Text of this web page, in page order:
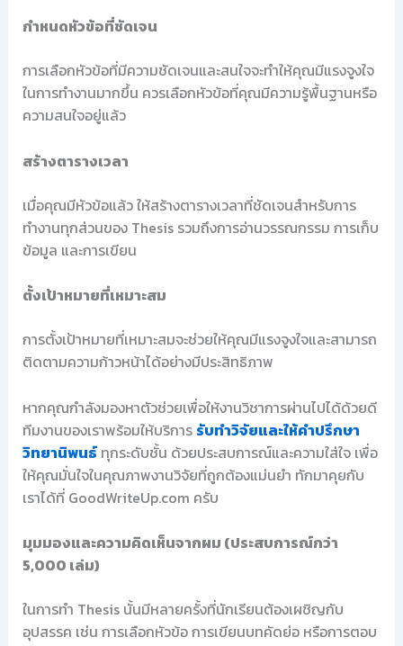
กำหนดหัวข้อที่ชัดเจน
การเลือกหัวข้อที่มีความชัดเจนและสนใจจะทำให้คุณมีแรงจูงใจ
ในการทำงานมากขึ้น ควรเลือกหัวข้อที่คุณมีความรู้พื้นฐานหรือ
ความสนใจอยู่แล้ว
สร้างตารางเวลา
เมื่อคุณมีหัวข้อแล้ว ให้สร้างตารางเวลาที่ชัดเจนสำหรับการ
ทำงานทุกส่วนของ Thesis รวมถึงการอ่านวรรณกรรม การเก็บ
ข้อมูล และการเขียน
ตั้งเป้าหมายที่เหมาะสม
การตั้งเป้าหมายที่เหมาะสมจะช่วยให้คุณมีแรงจูงใจและสามารถ
ติดตามความก้าวหน้าได้อย่างมีประสิทธิภาพ
หากคุณกำลังมองหาตัวช่วยเพื่อให้งานวิชาการผ่านไปได้ด้วยดี
ทีมงานของเราพร้อมให้บริการ รับทำวิจัยและให้คำปรึกษา
วิทยานิพนธ์ทุกระดับชั้น ด้วยประสบการณ์และความใส่ใจ เพื่อ
ให้คุณมั่นใจในคุณภาพงานวิจัยที่ถูกต้องแม่นยำ ทักมาคุยกับ
เราได้ที่ GoodWriteUp.com ครับ
มุมมองและความคิดเห็นจากผม (ประสบการณ์กว่า
5,000 เล่ม)
ในการทำ Thesis นั้นมีหลายครั้งที่นักเรียนต้องเผชิญกับ
อุปสรรค เช่น การเลือกหัวข้อ การเขียนบทคัดย่อ หรือการตอบ